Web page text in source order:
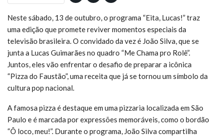
Neste sábado, 13 de outubro, o programa “Eita, Lucas!” traz
uma edição que promete reviver momentos especiais da
televisão brasileira. O convidado da vez é João Silva, que se
junta a Lucas Guimarães no quadro “Me Chama pro Rolê”.
Juntos, eles vão enfrentar o desafio de preparar a icônica
“Pizza do Faustão”, uma receita que já se tornou um símbolo da
cultura pop nacional.
A famosa pizza é destaque em uma pizzaria localizada em São
Paulo e é marcada por expressões memoráveis, como o bordão
“Ô loco, meu!”. Durante o programa, João Silva compartilha